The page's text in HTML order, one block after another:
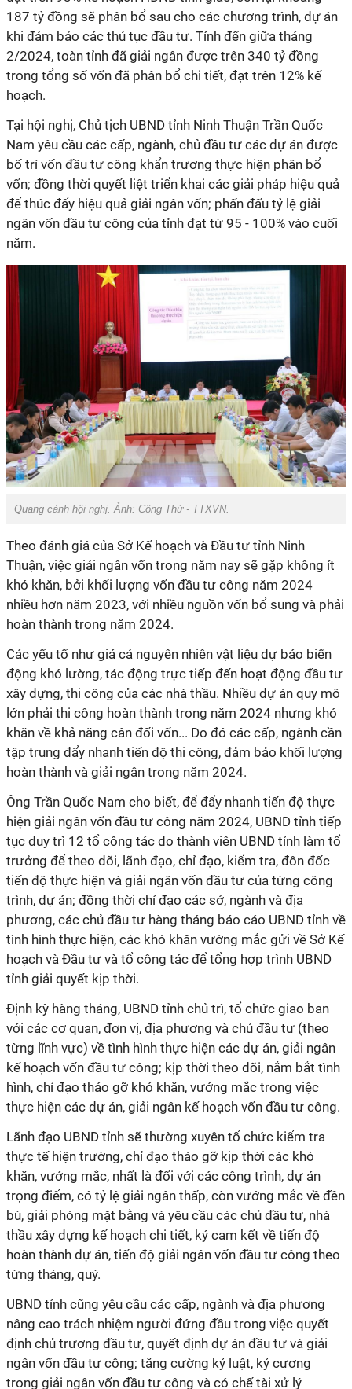
187 tỷ đồng sẽ phân bổ sau cho các chương trình, dự án
khi đảm bảo các thủ tục đầu tư. Tính đến giữa tháng
2/2024, toàn tỉnh đã giải ngân được trên 340 tỷ đồng
trong tổng số vốn đã phân bổ chi tiết, đạt trên 12% kế
hoạch.
Tại hội nghị, Chủ tịch UBND tỉnh Ninh Thuận Trần Quốc
Nam yêu cầu các cấp, ngành, chủ đầu tư các dự án được
bố trí vốn đầu tư công khẩn trương thực hiện phân bổ
vốn; đồng thời quyết liệt triển khai các giải pháp hiệu quả
để thúc đẩy hiệu quả giải ngân vốn; phấn đấu tỷ lệ giải
ngân vốn đầu tư công của tỉnh đạt từ 95 - 100% vào cuối
năm.
Quang cảnh hội nghị. Ảnh: Công Thử - TTXVN.
Theo đánh giá của Sở Kế hoạch và Đầu tư tỉnh Ninh
Thuận, việc giải ngân vốn trong năm nay sẽ gặp không ít
khó khăn, bởi khối lượng vốn đầu tư công năm 2024
nhiều hơn năm 2023, với nhiều nguồn vốn bổ sung và phải
hoàn thành trong năm 2024.
Các yếu tố như giá cả nguyên nhiên vật liệu dự báo biến
động khó lường, tác động trực tiếp đến hoạt động đầu tư
xây dựng, thi công của các nhà thầu. Nhiều dự án quy mô
lớn phải thi công hoàn thành trong năm 2024 nhưng khó
khăn về khả năng cân đối vốn... Do đó các cấp, ngành cần
tập trung đẩy nhanh tiến độ thi công, đảm bảo khối lượng
hoàn thành và giải ngân trong năm 2024.
Ông Trần Quốc Nam cho biết, để đẩy nhanh tiến độ thực
hiện giải ngân vốn đầu tư công năm 2024, UBND tỉnh tiếp
tục duy trì 12 tổ công tác do thành viên UBND tỉnh làm tổ
trưởng để theo dõi, lãnh đạo, chỉ đạo, kiểm tra, đôn đốc
tiến độ thực hiện và giải ngân vốn đầu tư của từng công
trình, dự án; đồng thời chỉ đạo các sở, ngành và địa
phương, các chủ đầu tư hàng tháng báo cáo UBND tỉnh về
tình hình thực hiện, các khó khăn vướng mắc gửi về Sở Kế
hoạch và Đầu tư và tổ công tác để tổng hợp trình UBND
tỉnh giải quyết kịp thời.
Định kỳ hàng tháng, UBND tỉnh chủ trì, tổ chức giao ban
với các cơ quan, đơn vị, địa phương và chủ đầu tư (theo
từng lĩnh vực) về tình hình thực hiện các dự án, giải ngân
kế hoạch vốn đầu tư công; kịp thời theo dõi, nắm bắt tình
hình, chỉ đạo tháo gỡ khó khăn, vướng mắc trong việc
thực hiện các dự án, giải ngân kế hoạch vốn đầu tư công.
Lãnh đạo UBND tỉnh sẽ thường xuyên tổ chức kiểm tra
thực tế hiện trường, chỉ đạo tháo gỡ kịp thời các khó
khăn, vướng mắc, nhất là đối với các công trình, dự án
trọng điểm, có tỷ lệ giải ngân thấp, còn vướng mắc về đền
bù, giải phóng mặt bằng và yêu cầu các chủ đầu tư, nhà
thầu xây dựng kế hoạch chi tiết, ký cam kết về tiến độ
hoàn thành dự án, tiến độ giải ngân vốn đầu tư công theo
từng tháng, quý.
UBND tỉnh cũng yêu cầu các cấp, ngành và địa phương
nâng cao trách nhiệm người đứng đầu trong việc quyết
định chủ trương đầu tư, quyết định dự án đầu tư và giải
ngân vốn đầu tư công; tăng cường kỷ luật, kỷ cương
trong giải ngân vốn đầu tư công và có chế tài xử lý